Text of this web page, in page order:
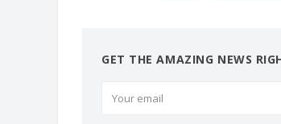
GET THE AMAZING NEWS